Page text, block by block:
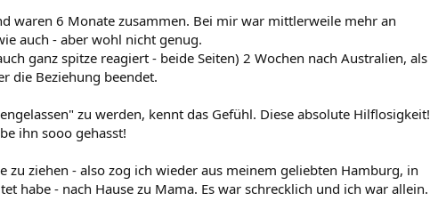
waren 6 Monate zusammen. Bei mir war mittlerweile mehr an
auch - aber wohl nicht genug.
ganz spitze reagiert - beide Seiten) 2 Wochen nach Australien, als
die Beziehung beendet.
zu werden, kennt das Gefühl. Diese absolute Hilflosigkeit!
ihn sooo gehasst!
ziehen - also zog ich wieder aus meinem geliebten Hamburg, in
habe - nach Hause zu Mama. Es war schrecklich und ich war allein.